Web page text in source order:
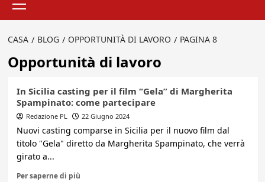
principale
CASA BLOG OPPORTUNITÀ DI LAVORO PAGINA 8
Opportunità di lavoro
In Sicilia casting per il film “Gela” di Margherita
Spampinato: come partecipare
Redazione PL 22 Giugno 2024
Nuovi casting comparse in Sicilia per il nuovo film dal
titolo "Gela" diretto da Margherita Spampinato, che verrà
girato a...
Per saperne di più